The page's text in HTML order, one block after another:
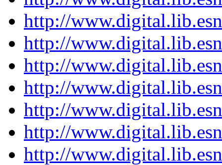
http://
http://
http://
http://
http://
http://
http://